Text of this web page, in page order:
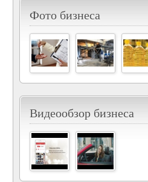
Фото бизнеса
Видеообзор бизнеса